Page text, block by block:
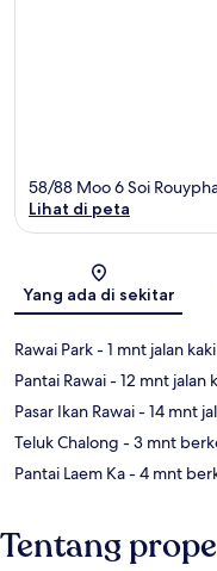
58/88 Moo 6 Soi
Lihat di peta
Yang ada di sekitar
Rawai Park- 1 mnt jalan kaki
Pantai Rawai- 12 mnt jalan
Pasar Ikan Rawai- 14 mnt
Teluk Chalong - 3 mnt
Pantai Laem Ka- 4 mnt
Tentang